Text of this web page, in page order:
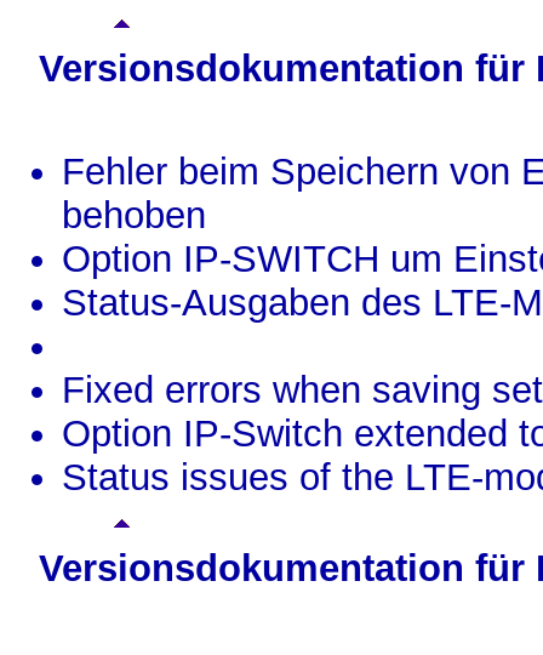
Versionsdokumentation für
Fehler beim Speichern von
behoben
Option IP-SWITCH um
Status-Ausgaben des LTE-
Fixed errors when saving
Option IP-Switch extended
Status issues of the LTE-
Versionsdokumentation für